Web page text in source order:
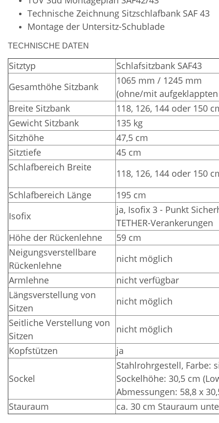
Technische Zeichnung Sitzschlafbank SAF 43
Montage der Untersitz-Schublade
TECHNISCHE DATEN
Sitztyp
Schlafsitzbank SAF43
Gesamthöhe Sitzbank
1065 mm / 1245 mm
(ohne/mit
Breite Sitzbank
118, 126, 144 oder 150
Gewicht Sitzbank
135 kg
Sitzhöhe
47,5 cm
Sitztiefe
45 cm
Schlafbereich Breite
118, 126, 144 oder 150
Schlafbereich Länge
195 cm
Isofix
ja, Isofix 3 - Punkt
TETHER-Verankerungen
Höhe der Rückenlehne
59 cm
Neigungsverstellbare
Rückenlehne
nicht möglich
Armlehne
nicht verfügbar
Längsverstellung von
Sitzen
nicht möglich
Seitliche Verstellung von
Sitzen
nicht möglich
Kopfstützen
ja
Sockel
Stahlrohrgestell, Farbe:
Sockelhöhe: 30,5 cm
Abmessungen: 58,8 x
Stauraum
ca. 30 cm Stauraum